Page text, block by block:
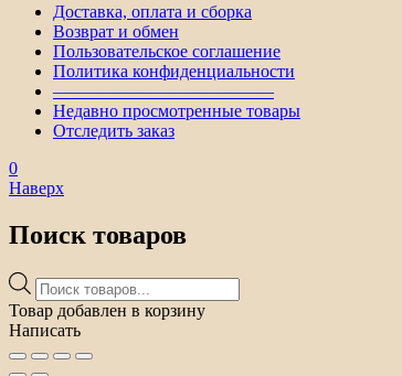
Доставка, оплата и сборка
Возврат и обмен
Пользовательское соглашение
Политика конфиденциальности
————————————–
Недавно просмотренные товары
Отследить заказ
0
Наверх
Поиск товаров
Поиск
товаров
Товар добавлен в корзину
Написать